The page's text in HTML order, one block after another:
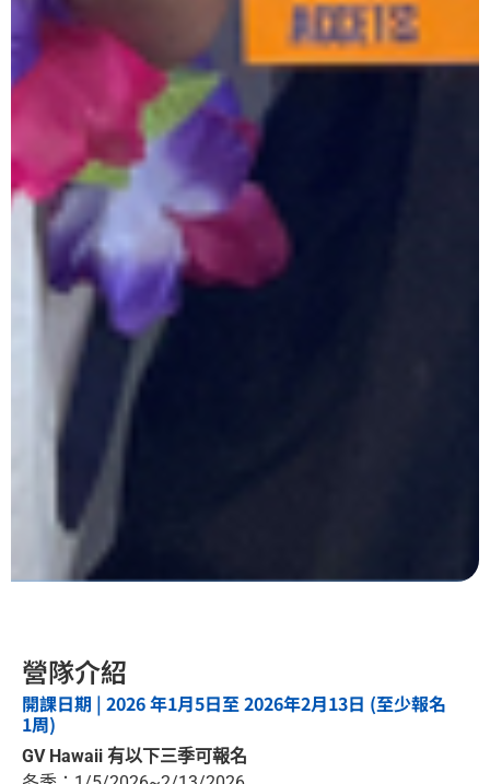
營隊介紹
開課日期 | 2026 年1月5日至 2026年2月13日 (至少報名
1周)
GV Hawaii 有以下三季可報名